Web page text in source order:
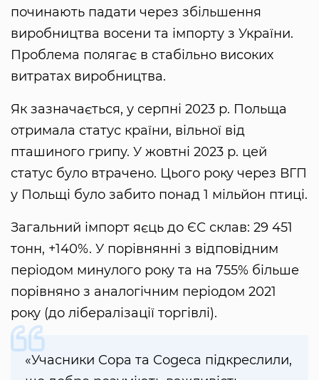
починають падати через збільшення
виробництва восени та імпорту з України.
Проблема полягає в стабільно високих
витратах виробництва.
Як зазначається, у серпні 2023 р. Польща
отримала статус країни, вільної від
пташиного грипу. У жовтні 2023 р. цей
статус було втрачено. Цього року через ВГП
у Польщі було забито понад 1 мільйон птиці.
Загальний імпорт яєць до ЄС склав: 29 451
тонн, +140%. У порівнянні з відповідним
періодом минулого року та на 755% більше
порівняно з аналогічним періодом 2021
року (до лібералізації торгівлі).
«Учасники Copa та Cogeca підкреслили,